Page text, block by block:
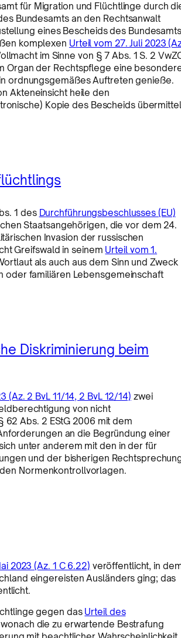
für Migration und Flüchtlinge durch
Bundesamts an den Rechtsanwalt
eines Bescheids des Bundesamts
komplexen Urteil vom 27. Juli 2023
im Sinne von § 7 Abs. 1 S. 2
Organ der Rechtspflege eine
ordnungsgemäßes Auftreten genieße.
Akteneinsicht heile den
Kopie des Bescheids
1 des Durchführungsbeschlusses (EU)
Staatsangehörigen, die vor dem 24.
Invasion der russischen
Greifswald in seinem Urteil vom 1.
als auch aus dem Sinn und Zweck
oder familiären Lebensgemeinschaft
Diskriminierung beim
(Az. 2 BvL 11/14, 2 BvL 12/14) zwei
von nicht
Abs. 2 EStG 2006 mit dem
an die Begründung einer
unter anderem mit den in der für
und der bisherigen
Normenkontrollvorlagen.
2023 (Az. 1 C 6.22) veröffentlicht, in
eingereisten Ausländers ging; das
gegen das Urteil des
wonach die zu erwartende Bestrafung